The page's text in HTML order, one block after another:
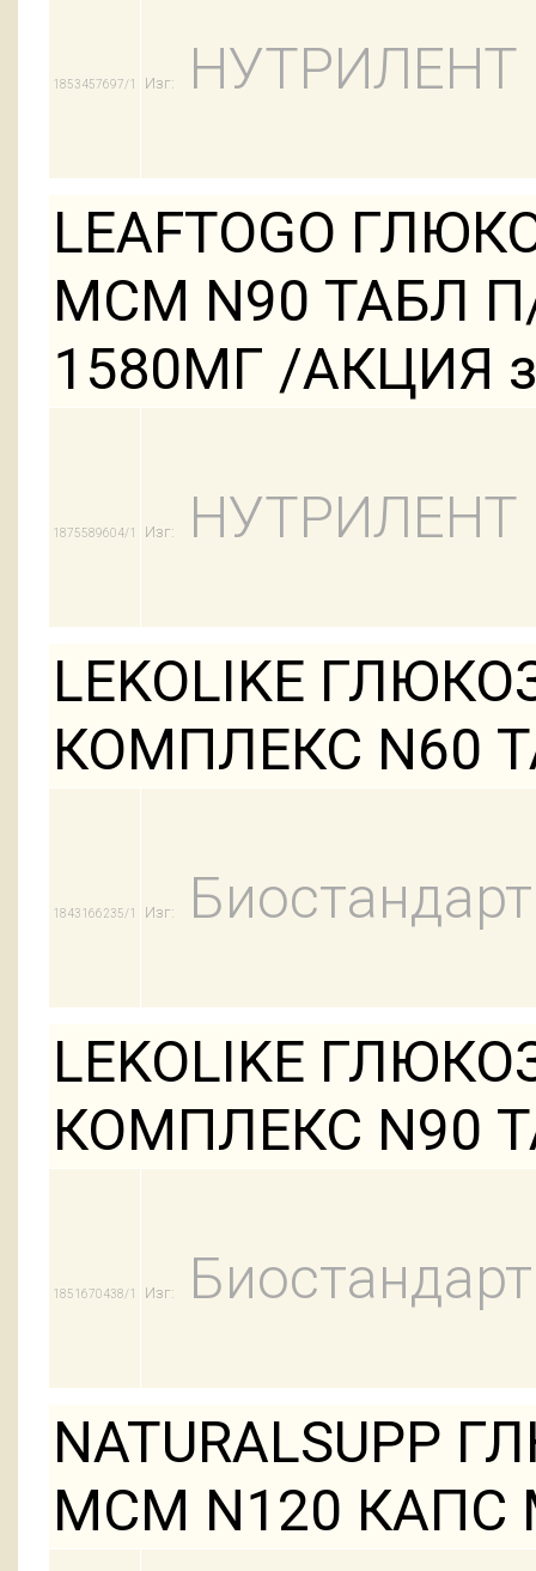
1853457697/1 Изг:
LEAFTOGO
МСМ N90 ТАБЛ
1580МГ /АКЦИЯ
1875589604/1 Изг:
LEKOLIKE
КОМПЛЕКС N60
1843166235/1 Изг:
LEKOLIKE
КОМПЛЕКС N90
1851670438/1 Изг:
МСМ N120